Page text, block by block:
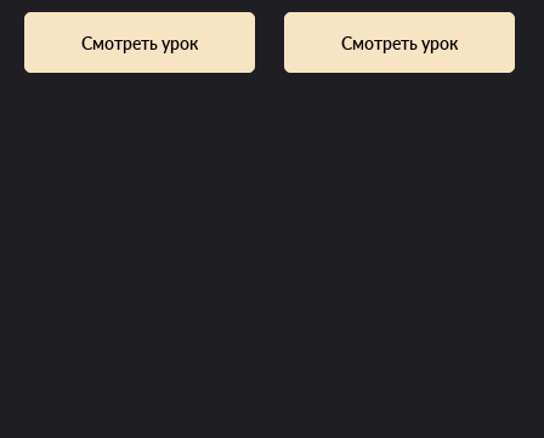
Смотреть урок Смотреть урок